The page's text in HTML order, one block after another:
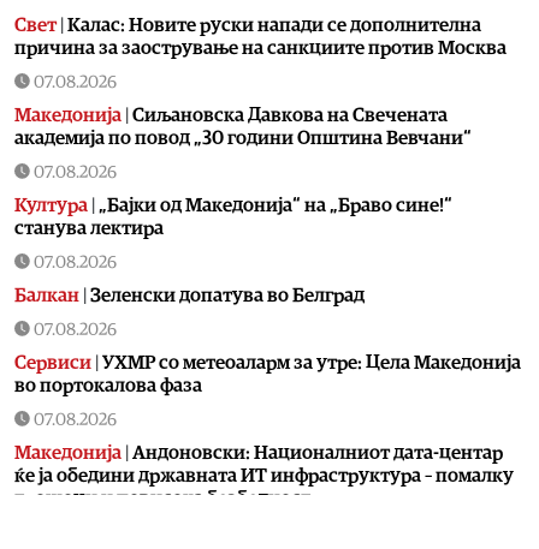
Свет| Калас: Новите руски напади се дополнителна
причина за заострување на санкциите против Москва
07.08.2026
Македонија Сиљановска Давкова на Свечената
академија по повод „30 години Општина Вевчани“
07.08.2026
Култура „Бајки од Македонија“ на „Браво сине!“
станува лектира
07.08.2026
Балкан Зеленски допатува во Белград
07.08.2026
Сервиси УХМР со метеоаларм за утре: Цела Македонија
во портокалова фаза
07.08.2026
Македонија Андоновски: Националниот дата-центар
ќе ја обедини државната ИТ инфраструктура – помалку
трошоци и повисока безбедност